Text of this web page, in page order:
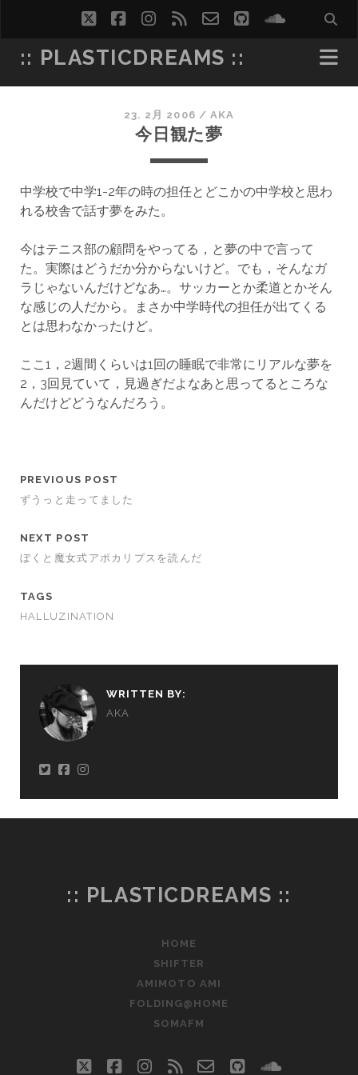
twitterfacebookinstagram
rss email-
form
github
:: PLASTICDREAMS ::
23. 2月 2006 / AKA
今日観た夢
中学校で中学1-2年の時の担任とどこかの中学校と思わ
れる校舎で話す夢をみた。
今はテニス部の顧問をやってる，と夢の中で言って
た。実際はどうだか分からないけど。でも，そんなガ
ラじゃないんだけどなあ…。サッカーとか柔道とかそん
な感じの人だから。まさか中学時代の担任が出てくる
とは思わなかったけど。
ここ1，2週間くらいは1回の睡眠で非常にリアルな夢を
2，3回見ていて，見過ぎだよなあと思ってるところな
んだけどどうなんだろう。
PREVIOUS POST
ずうっと走ってました
NEXT POST
ぼくと魔女式アポカリプスを読んだ
TAGS
HALLUZINATION
WRITTEN BY:
AKA
:: PLASTICDREAMS ::
HOME
SHIFTER
AMIMOTO AMI
FOLDING@HOME
SOMAFM
twitterfacebookinstagram
rss email-github